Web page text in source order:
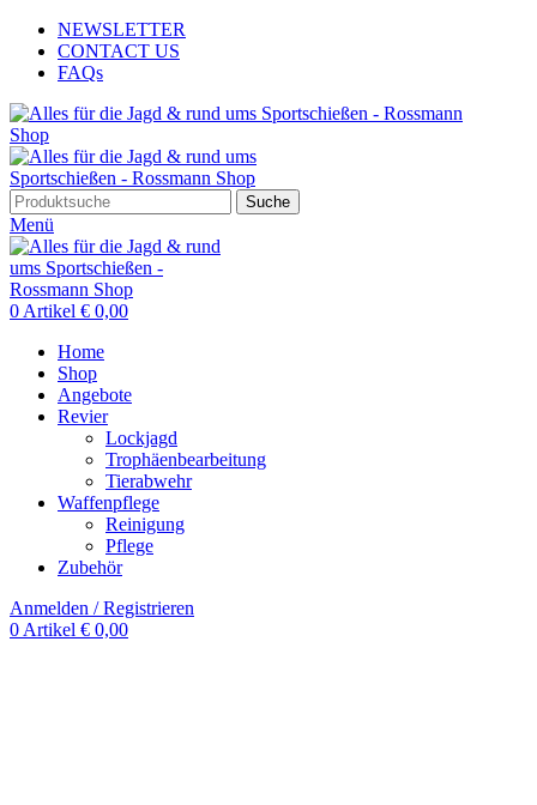
NEWSLETTER
CONTACT US
FAQs
Suche
Menü
0 Artikel € 0,00
Home
Shop
Angebote
Revier
Lockjagd
Trophäenbearbeitung
Tierabwehr
Waffenpflege
Reinigung
Pflege
Zubehör
Anmelden / Registrieren
0 Artikel € 0,00